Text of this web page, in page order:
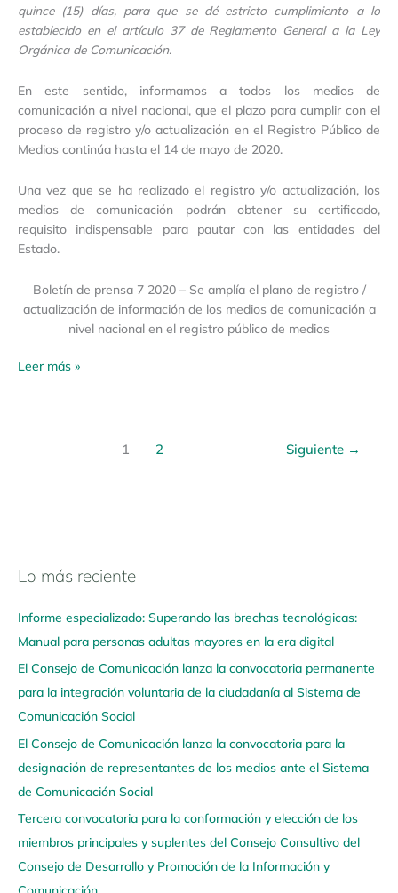
quince (15) días, para que se dé estricto cumplimiento a lo
establecido en el artículo 37 de Reglamento General a la Ley
Orgánica de Comunicación.
En este sentido, informamos a todos los medios de
comunicación a nivel nacional, que el plazo para cumplir con el
proceso de registro y/o actualización en el Registro Público de
Medios continúa hasta el 14 de mayo de 2020.
Una vez que se ha realizado el registro y/o actualización, los
medios de comunicación podrán obtener su certificado,
requisito indispensable para pautar con las entidades del
Estado.
Boletín de prensa 7 2020 – Se amplía el plano de registro /
actualización de información de los medios de comunicación a
nivel nacional en el registro público de medios
Leer más »
1 2 Siguiente →
Lo más reciente
Informe especializado: Superando las brechas tecnológicas:
Manual para personas adultas mayores en la era digital
El Consejo de Comunicación lanza la convocatoria permanente
para la integración voluntaria de la ciudadanía al Sistema de
Comunicación Social
El Consejo de Comunicación lanza la convocatoria para la
designación de representantes de los medios ante el Sistema
de Comunicación Social
Tercera convocatoria para la conformación y elección de los
miembros principales y suplentes del Consejo Consultivo del
Consejo de Desarrollo y Promoción de la Información y
Comunicación
N
v
e
g
a
a
q
u
í